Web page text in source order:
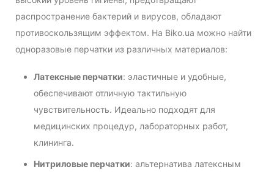
распространение бактерий и вирусов, обладают
противоскользящим эффектом. На Biko.ua можно найти
одноразовые перчатки из различных материалов:
Латексные перчатки: эластичные и удобные,
обеспечивают отличную тактильную
чувствительность. Идеально подходят для
медицинских процедур, лабораторных работ,
клининга.
Нитриловые перчатки: альтернатива латексным